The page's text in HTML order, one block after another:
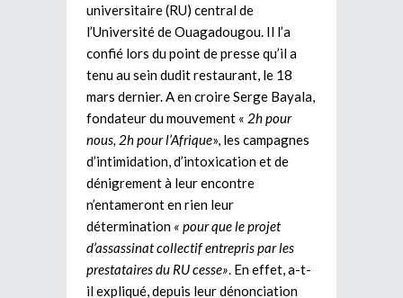
universitaire (RU) central de
l’Université de Ouagadougou. Il l’a
confié lors du point de presse qu’il a
tenu au sein dudit restaurant, le 18
mars dernier. A en croire Serge Bayala,
fondateur du mouvement « 2h pour
nous, 2h pour l’Afrique», les campagnes
d’intimidation, d’intoxication et de
dénigrement à leur encontre
n’entameront en rien leur
détermination « pour que le projet
d’assassinat collectif entrepris par les
prestataires du RU cesse» . En effet, a-t-
il expliqué, depuis leur dénonciation